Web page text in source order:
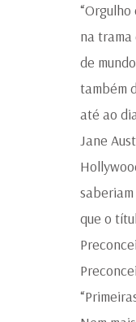
“Orgulho
na trama
de
também
até ao
Jane
que o